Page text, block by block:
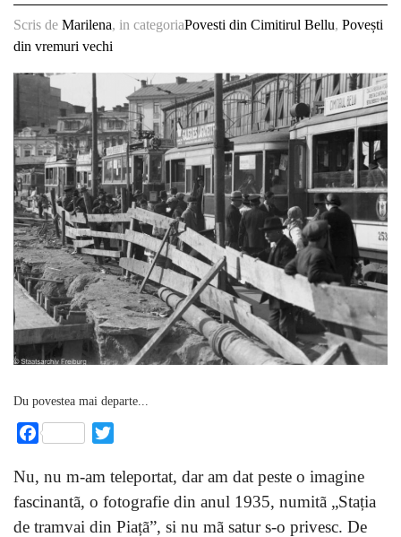
Scris de Marilena, in categoriaPovesti din Cimitirul Bellu, Povești
din vremuri vechi
Du povestea mai departe...
Facebook
Nu, nu m-am teleportat, dar am dat peste o imagine
fascinantã, o fotografie din anul 1935, numitã „Stația
de tramvai din Piațã”, si nu mã satur s-o privesc. De